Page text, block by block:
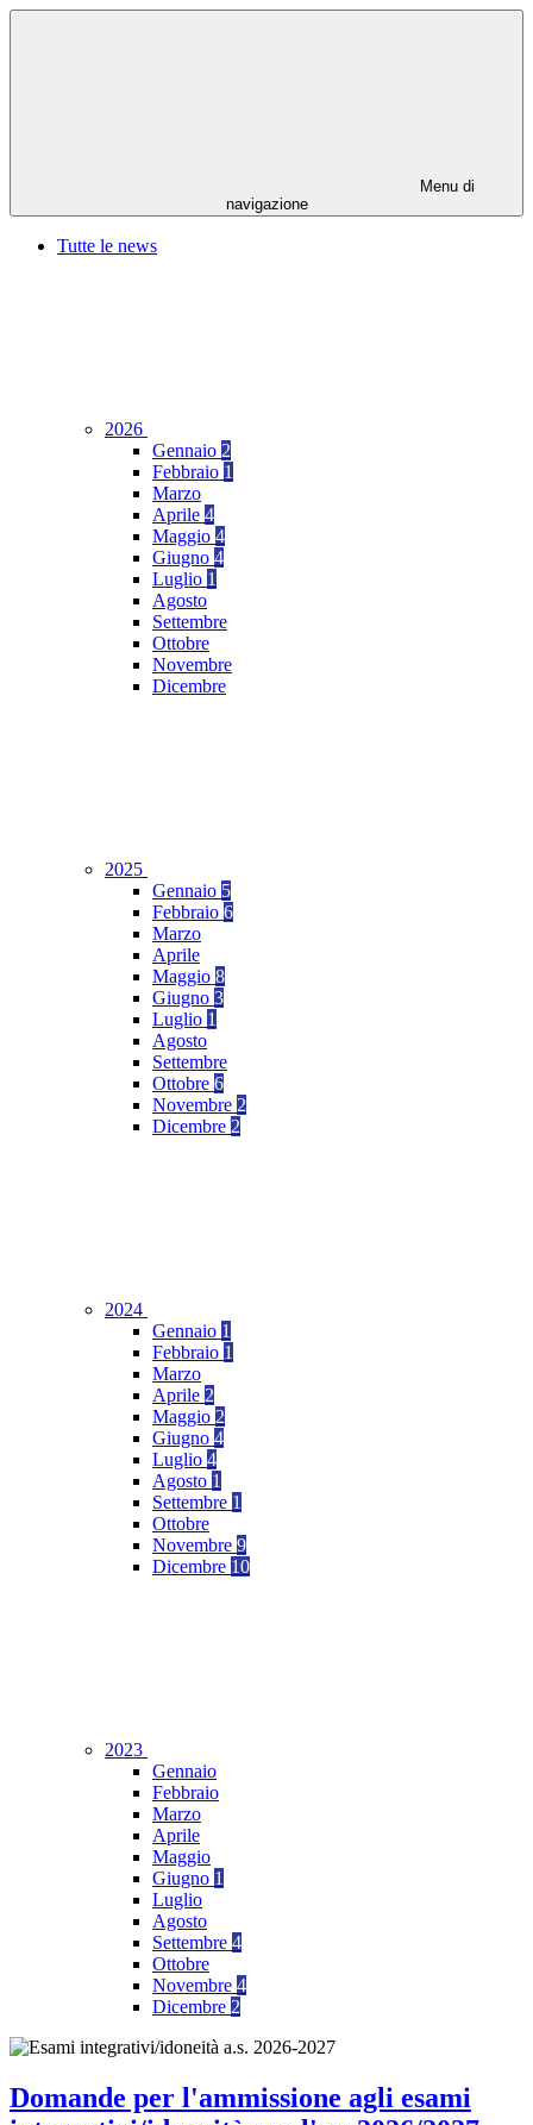
Menu di
navigazione
Tutte le news
2026
Gennaio 2
Febbraio 1
Marzo
Aprile 4
Maggio 4
Giugno 4
Luglio 1
Agosto
Settembre
Ottobre
Novembre
Dicembre
2025
Gennaio 5
Febbraio 6
Marzo
Aprile
Maggio 8
Giugno 3
Luglio 1
Agosto
Settembre
Ottobre 6
Novembre 2
Dicembre 2
2024
Gennaio 1
Febbraio 1
Marzo
Aprile 2
Maggio 2
Giugno 4
Luglio 4
Agosto 1
Settembre 1
Ottobre
Novembre 9
Dicembre 10
2023
Gennaio
Febbraio
Marzo
Aprile
Maggio
Giugno 1
Luglio
Agosto
Settembre 4
Ottobre
Novembre 4
Dicembre 2
Domande per l'ammissione agli esami